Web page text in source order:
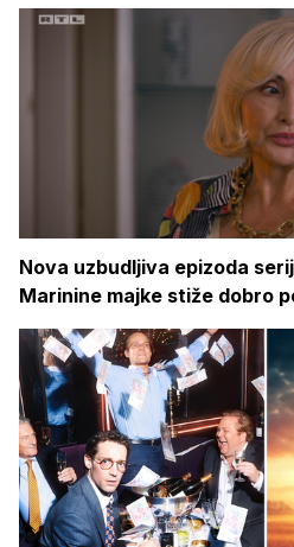
Nova uzbudljiva epizoda
Marinine majke stiže dobro